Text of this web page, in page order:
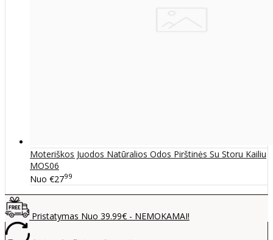
Moteriškos Juodos Natūralios Odos Pirštinės Su Storu Kailiu
MOS06
Nuo €2799
Pristatymas Nuo 39.99€ - NEMOKAMAI!